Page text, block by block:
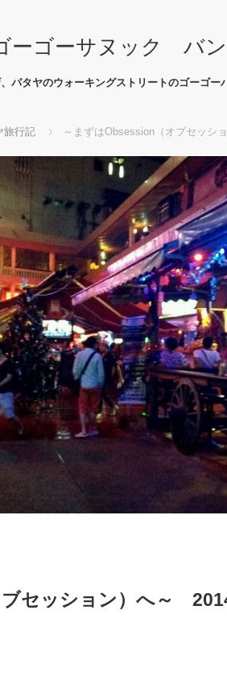
ーゴーサヌック バ
パタヤのウォーキングストリートのゴーゴ
旅行記 ～まずはObsession（オブセッシ
セッション）へ～